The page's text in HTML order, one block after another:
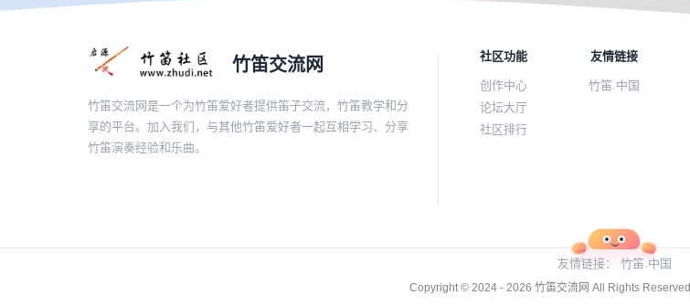
竹笛交流网
竹笛交流网是一个为竹笛爱好者提供笛子交流，竹笛教学和分
享的平台。加入我们，与其他竹笛爱好者一起互相学习、分享
竹笛演奏经验和乐曲。
社区功能
创作中心
论坛大厅
社区排行
友情链接
竹笛.中国
友情链接： 竹笛.中国
Copyright © 2024 - 2026 竹笛交流网 All Rights Reserved